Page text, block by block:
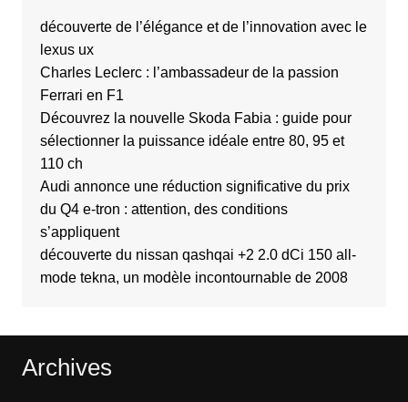
découverte de l’élégance et de l’innovation avec le
lexus ux
Charles Leclerc : l’ambassadeur de la passion
Ferrari en F1
Découvrez la nouvelle Skoda Fabia : guide pour
sélectionner la puissance idéale entre 80, 95 et
110 ch
Audi annonce une réduction significative du prix
du Q4 e-tron : attention, des conditions
s’appliquent
découverte du nissan qashqai +2 2.0 dCi 150 all-
mode tekna, un modèle incontournable de 2008
Archives